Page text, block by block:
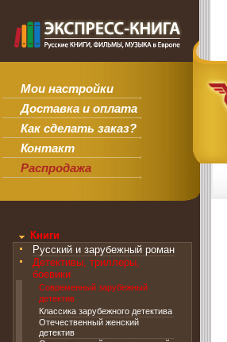
Мои настройки
Доставка и оплата
Как сделать заказ?
Контакт
Распродажа
Книги
Русский и зарубежный роман
Детективы, триллеры,
боевики
Современный зарубежный
детектив
Классика зарубежного детектива
Отечественный женский
детектив